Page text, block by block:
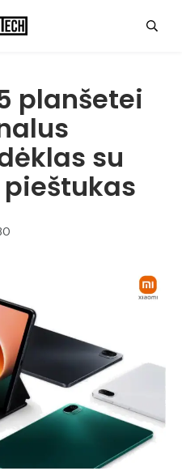
planšetei
su